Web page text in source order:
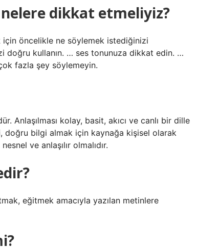
nelere dikkat etmeliyiz?
öncelikle ne söylemek istediğinizi
doğru kullanın. … ses tonunuza dikkat edin. …
fazla şey söylemeyin.
Anlaşılması kolay, basit, akıcı ve canlı bir dille
doğru bilgi almak için kaynağa kişisel olarak
ve anlaşılır olmalıdır.
eğitmek amacıyla yazılan metinlere